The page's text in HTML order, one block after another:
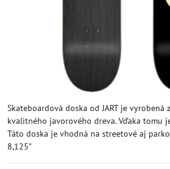
Skateboardová doska od JART je vyrobená
kvalitného javorového dreva. Vďaka tomu
Táto doska je vhodná na streetové aj
8,125"